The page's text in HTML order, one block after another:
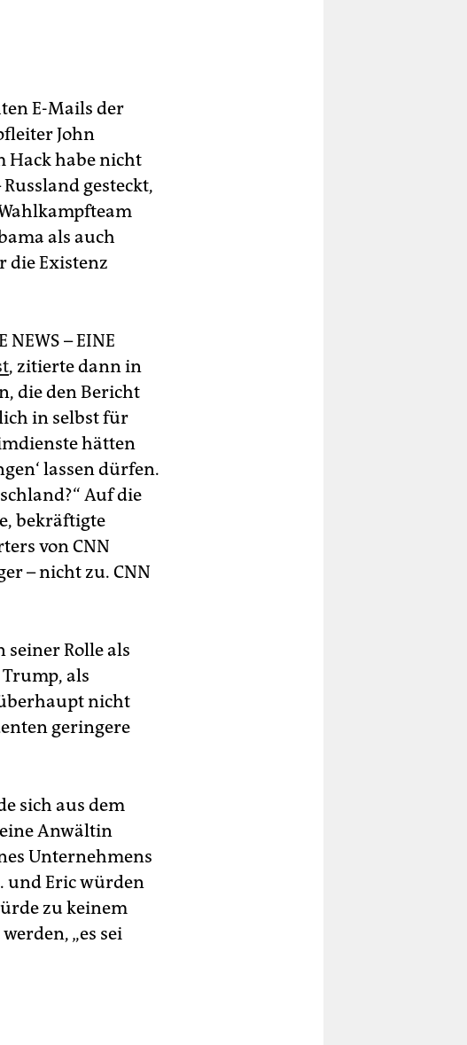
E-Mails der
John
Hack habe nicht
gesteckt,
als auch
die Existenz
– EINE
, zitierte dann in
die den Bericht
in selbst für
hätten
lassen dürfen.
Auf die
bekräftigte
von CNN
– nicht zu. CNN
Rolle als
als
nicht
geringere
sich aus dem
Anwältin
Unternehmens
und Eric würden
zu keinem
„es sei